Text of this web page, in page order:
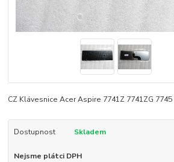
CZ Klávesnice Acer Aspire 7741Z 7741ZG 7745
Dostupnost Skladem
Nejsme plátci DPH